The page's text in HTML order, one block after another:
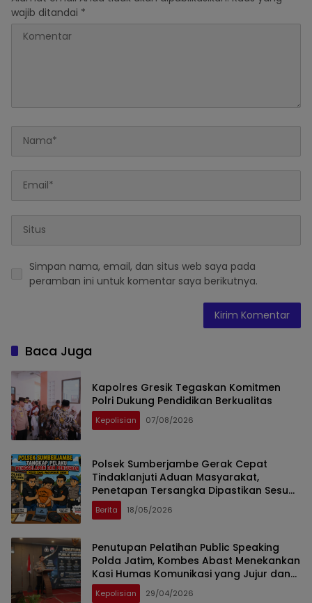
wajib ditandai *
Simpan nama, email, dan situs web saya pada
peramban ini untuk komentar saya berikutnya.
Baca Juga
Kapolres Gresik Tegaskan Komitmen
Polri Dukung Pendidikan Berkualitas
Kepolisian 07/08/2026
Polsek Sumberjambe Gerak Cepat
Tindaklanjuti Aduan Masyarakat,
Penetapan Tersangka Dipastikan Sesuai
Prosedur
Berita 18/05/2026
Penutupan Pelatihan Public Speaking
Polda Jatim, Kombes Abast Menekankan
Kasi Humas Komunikasi yang Jujur dan
Transparan
Kepolisian 29/04/2026